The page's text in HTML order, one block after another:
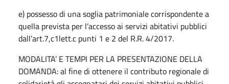
e) possesso di una soglia patrimoniale corrispondente a
quella prevista per l’accesso ai servizi abitativi pubblici
dall’art.7,c1lett.c punti 1 e 2 del R.R. 4/2017.
MODALITA’ E TEMPI PER LA PRESENTAZIONE DELLA
DOMANDA: al fine di ottenere il contributo regionale di